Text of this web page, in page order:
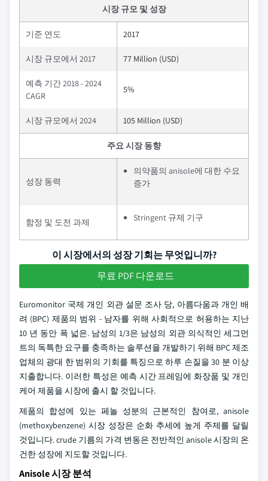
시장 규모 및 성장
기준 연도 2017
시장 규모에서 2017 77 Million (USD)
예측 기간 2018 - 2024
CAGR
5%
시장 규모에서 2024 105 Million (USD)
주요 시장 동향
성장 동력
의약품의 anisole에 대한 수요
증가
함정 및 도전 과제 Stringent 규제 기구
이 시장에서의 성장 기회는 무엇입니까?
무료 PDF 다운로드
Euromonitor 국제 개인 외관 설문 조사 당, 아름다움과 개인 배
려 (BPC) 제품의 범위 - 남자를 위해 사회적으로 허용하는 지난
10 년 동안 폭 넓은. 남성의 1/3은 남성의 외관 의식적인 세그먼
트의 독특한 요구를 충족하는 솔루션을 개발하기 위해 BPC 제조
업체의 광대 한 범위의 기회를 특징으로 하루 손질을 30 분 이상
지출합니다. 이러한 특성은 예측 시간 프레임에 화장품 및 개인
케어 제품을 시장에 출시 할 것입니다.
제품의 합성에 있는 페놀 성분의 근본적인 참여로, anisole
(methoxybenzene) 시장 성장은 순화 추세에 높게 주제를 달릴
것입니다. crude 기름의 가격 변동은 전반적인 anisole 시장의 온
건한 성장에 지도할 것입니다.
Anisole 시장 분석